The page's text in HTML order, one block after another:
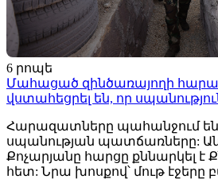
6 րոպե
Մահացած զինծառայողի
վստահեցրել են, որ
Հարազատները պահանջում
սպանության պատճառները:
Քոչարյանը հարցը քննարկել է
հետ: Նրա խոսքով՝ մութ էջերը